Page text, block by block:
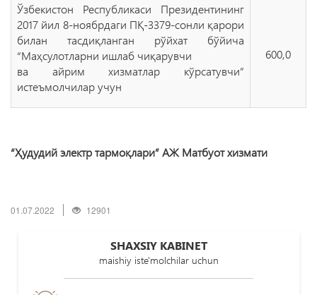
Ўзбекистон Республикаси Президентининг
2017 йил 8-ноябрдаги ПҚ-3379-сонли қарори
билан тасдиқланган рўйхат бўйича
“Маҳсулотларни ишлаб чиқарувчи
ва айрим хизматлар кўрсатувчи”
истеъмолчилар учун
600,0
“Ҳудудий электр тармоқлари” АЖ Матбуот хизмати
01.07.2022 12901
SHAXSIY KABINET
maishiy iste'molchilar uchun